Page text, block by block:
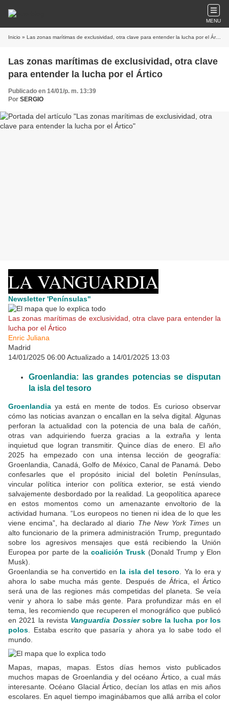
MENU
Inicio » Las zonas marítimas de exclusividad, otra clave para entender la lucha por el Ártico
Las zonas marítimas de exclusividad, otra clave
para entender la lucha por el Ártico
Publicado en 14/01/p. m. 13:39
Por SERGIO
LA VANGUARDIA
Newsletter 'Penínsulas"
Las zonas marítimas de exclusividad, otra clave para entender la
lucha por el Ártico
Enric Juliana
Madrid
14/01/2025 06:00Actualizado a 14/01/2025 13:03
Groenlandia: las grandes potencias se disputan
la isla del tesoro
Groenlandia ya está en mente de todos. Es curioso observar
cómo las noticias avanzan o encallan en la selva digital. Algunas
perforan la actualidad con la potencia de una bala de cañón,
otras van adquiriendo fuerza gracias a la extraña y lenta
inquietud que logran transmitir. Quince días de enero. El año
2025 ha empezado con una intensa lección de geografía:
Groenlandia, Canadá, Golfo de México, Canal de Panamá. Debo
confesarles que el propósito inicial del boletín Penínsulas,
vincular política interior con política exterior, se está viendo
salvajemente desbordado por la realidad. La geopolítica aparece
en estos momentos como un amenazante envoltorio de la
actividad humana. “Los europeos no tienen ni idea de lo que les
viene encima”, ha declarado al diario The New York Times un
alto funcionario de la primera administración Trump, preguntado
sobre los agresivos mensajes que está recibiendo la Unión
Europea por parte de la coalición Trusk (Donald Trump y Elon
Musk).
Groenlandia se ha convertido en la isla del tesoro . Ya lo era y
ahora lo sabe mucha más gente. Después de África, el Ártico
será una de las regiones más competidas del planeta. Se veía
venir y ahora lo sabe más gente. Para profundizar más en el
tema, les recomiendo que recuperen el monográfico que publicó
en 2021 la revista Vanguardia Dossiersobre la lucha por los
polos . Estaba escrito que pasaría y ahora ya lo sabe todo el
mundo.
Mapas, mapas, mapas. Estos días hemos visto publicados
muchos mapas de Groenlandia y del océano Ártico, a cual más
interesante. Océano Glacial Ártico, decían los atlas en mis años
escolares. En aquel tiempo imaginábamos que allá arriba el color